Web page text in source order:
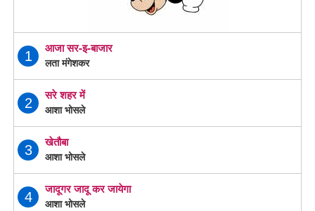
1
आजा सर-इ-बाजार
लता मंगेशकर
2
सरे शहर में
आशा भोसले
3
खेतौबा
आशा भोसले
4
जादूगर जादू कर जायेगा
आशा भोसले